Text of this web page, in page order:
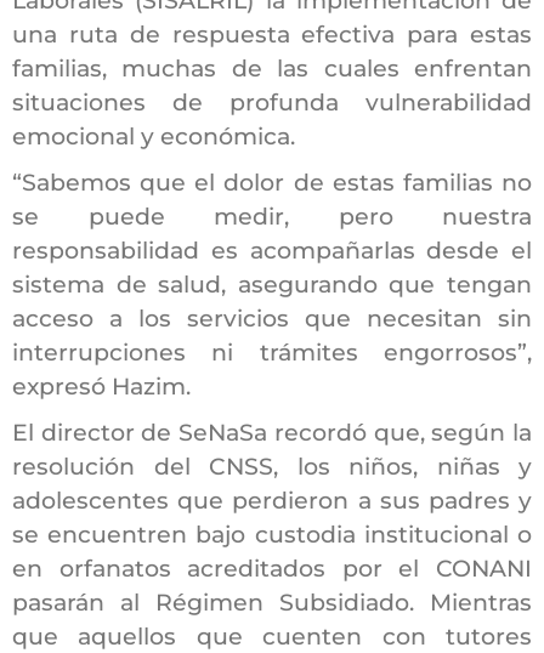
una ruta de respuesta efectiva para estas
familias, muchas de las cuales enfrentan
situaciones de profunda vulnerabilidad
emocional y económica.
“Sabemos que el dolor de estas familias no
se puede medir, pero nuestra
responsabilidad es acompañarlas desde el
sistema de salud, asegurando que tengan
acceso a los servicios que necesitan sin
interrupciones ni trámites engorrosos”,
expresó Hazim.
El director de SeNaSa recordó que, según la
resolución del CNSS, los niños, niñas y
adolescentes que perdieron a sus padres y
se encuentren bajo custodia institucional o
en orfanatos acreditados por el CONANI
pasarán al Régimen Subsidiado. Mientras
que aquellos que cuenten con tutores